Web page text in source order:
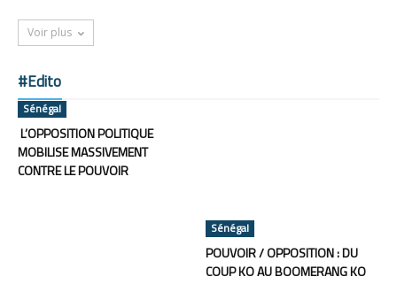
Voir plus
#Edito
Sénégal
L’OPPOSITION POLITIQUE
MOBILISE MASSIVEMENT
CONTRE LE POUVOIR
Sénégal
POUVOIR / OPPOSITION : DU
COUP KO AU BOOMERANG KO